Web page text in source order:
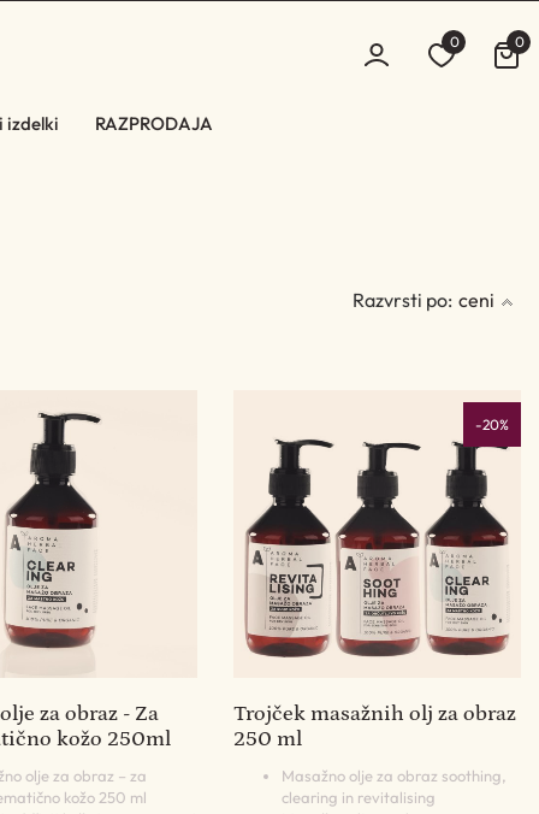
0 0
izdelki RAZPRODAJA
Razvrsti po: ceni
za obraz - Za
kožo 250ml
olje za obraz – za
kožo 250 ml
-20%
Trojček masažnih olj za obraz
250 ml
Masažno olje za obraz soothing,
clearing in revitalising